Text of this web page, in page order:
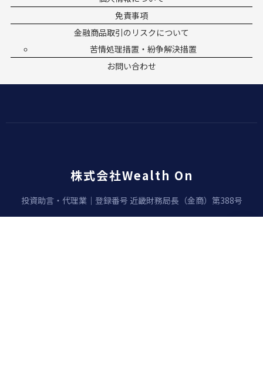
免責事項
金融商品取引のリスクについて
苦情処理措置・紛争解決措置
お問い合わせ
株式会社Wealth On
投資助言・代理業｜登録番号 近畿財務局長（金商）第388号